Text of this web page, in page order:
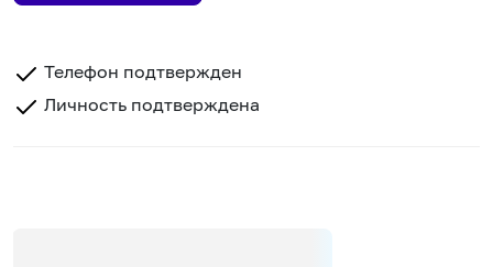
Телефон подтвержден
Личность подтверждена